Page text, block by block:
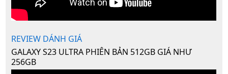
REVIEW DÁNH GIÁ
GALAXY S23 ULTRA PHIÊN BẢN 512GB GIÁ NHƯ
256GB